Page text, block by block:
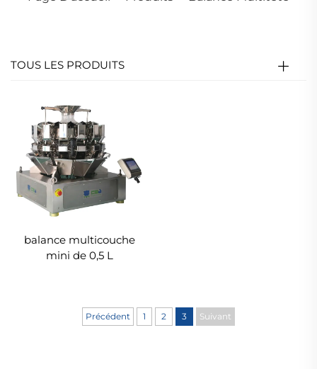
TOUS LES PRODUITS
balance multicouche
mini de 0,5 L
Précédent 1 2 3 Suivant